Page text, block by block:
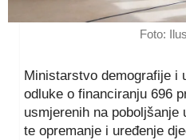
Foto:
Ministarstvo demografije i
odluke o financiranju 696
usmjerenih na
te opremanje i uređenje